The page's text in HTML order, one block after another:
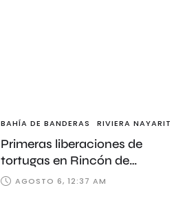
BAHÍA DE BANDERAS RIVIERA NAYARIT
Primeras liberaciones de
tortugas en Rincón de
Guayabitos
AGOSTO 6, 12:37 AM